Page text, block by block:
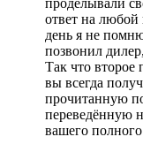
проделывали
ответ на любой
день я не
позвонил
Так что второе
вы всегда
прочитанную
переведённую
вашего